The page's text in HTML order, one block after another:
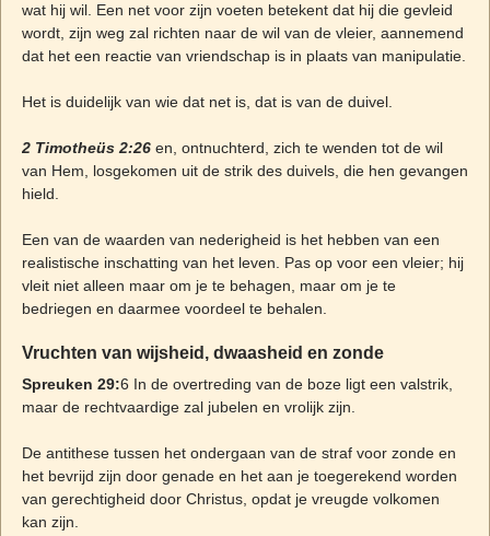
wat hij wil. Een net voor zijn voeten betekent dat hij die gevleid
wordt, zijn weg zal richten naar de wil van de vleier, aannemend
dat het een reactie van vriendschap is in plaats van manipulatie.
Het is duidelijk van wie dat net is, dat is van de duivel.
2 Timotheüs 2:26en, ontnuchterd, zich te wenden tot de wil
van Hem, losgekomen uit de strik des duivels, die hen gevangen
hield.
Een van de waarden van nederigheid is het hebben van een
realistische inschatting van het leven. Pas op voor een vleier; hij
vleit niet alleen maar om je te behagen, maar om je te
bedriegen en daarmee voordeel te behalen.
Vruchten van wijsheid, dwaasheid en zonde
Spreuken 29:6 In de overtreding van de boze ligt een valstrik,
maar de rechtvaardige zal jubelen en vrolijk zijn.
De antithese tussen het ondergaan van de straf voor zonde en
het bevrijd zijn door genade en het aan je toegerekend worden
van gerechtigheid door Christus, opdat je vreugde volkomen
kan zijn.